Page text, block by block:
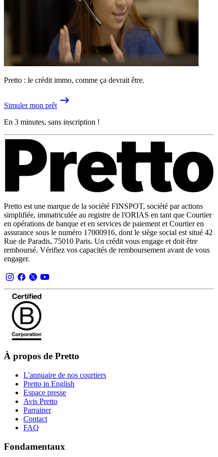
Pretto : le crédit immo, comme ça devrait être.
Simuler mon prêt
En 3 minutes, sans inscription !
Pretto est une marque de la société FINSPOT, société par actions
simplifiée, immatriculée au registre de l'ORIAS en tant que Courtier
en opérations de banque et en services de paiement et Courtier en
assurance sous le numéro 17000916, dont le siège social est situé 42
Rue de Paradis, 75010 Paris. Un crédit vous engage et doit être
remboursé. Vérifiez vos capacités de remboursement avant de vous
engager.
À propos de Pretto
L'annuaire de nos courtiers
Pretto in English
Espace presse
Avis Pretto
Parrainer
Contact
FAQ
Fondamentaux